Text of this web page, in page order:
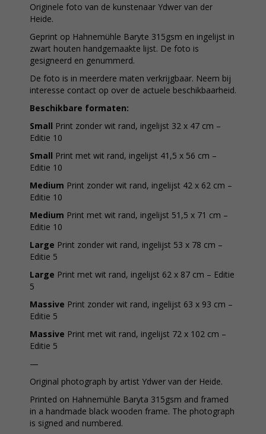
Originele foto van de kunstenaar Ydwer van der
Heide.
Geprint op Hahnemühle Baryte 315gsm en ingelijst in
zwart houten handgemaakte lijst. De foto is
gesigneerd en genummerd.
De foto is in meerdere maten verkrijgbaar. Neem bij
interesse contact op over de actuele beschikbaarheid.
Beschikbare formaten:
Small Print zonder wit rand, ingelijst 32 x 47 cm –
Editie 10
Small Print met wit rand, ingelijst 41,5 x 56 cm –
Editie 10
Medium Print zonder wit rand, ingelijst 42 x 62 cm –
Editie 10
Medium Print met wit rand, ingelijst 51,5 x 71 cm –
Editie 10
Large Print zonder wit rand, ingelijst 53 x 78 cm –
Editie 5
Large Print met wit rand, ingelijst 62 x 87 cm – Editie
5
Massive Print zonder wit rand, ingelijst 63 x 93 cm –
Editie 5
Massive Print met wit rand, ingelijst 72 x 102 cm –
Editie 5
—
Original photograph by artist Ydwer van der Heide.
Printed on Hahnemühle Baryta 315gsm and framed
in a handmade black wooden frame. The photograph
is signed and numbered.